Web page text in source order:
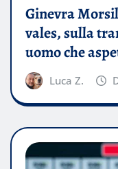
Ginevra
vales, sulla
uomo che
Luca Z.